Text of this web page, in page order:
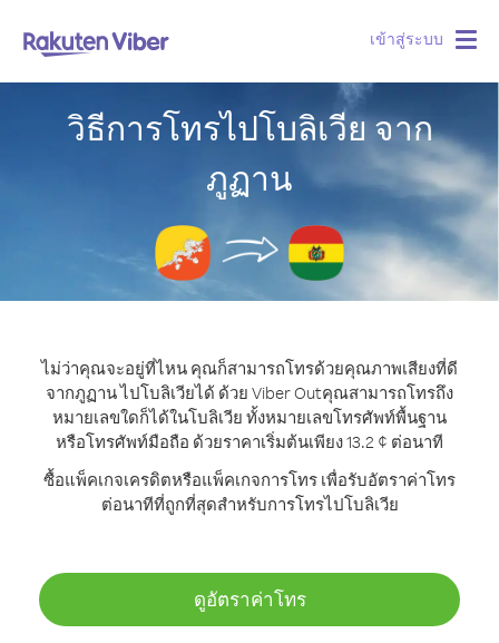
เข้าสู่ระบบ
วิธีการโทรไปโบลิเวีย จาก
ภูฏาน
ไม่ว่าคุณจะอยู่ที่ไหน คุณก็สามารถโทรด้วยคุณภาพเสียงที่ดี
จากภูฏาน ไปโบลิเวียได้ ด้วย Viber Outคุณสามารถโทรถึง
หมายเลขใดก็ได้ในโบลิเวีย ทั้งหมายเลขโทรศัพท์พื้นฐาน
หรือโทรศัพท์มือถือ ด้วยราคาเริ่มต้นเพียง 13.2 ¢ ต่อนาที
ซื้อแพ็คเกจเครดิตหรือแพ็คเกจการโทร เพื่อรับอัตราค่าโทร
ต่อนาทีที่ถูกที่สุดสำหรับการโทรไปโบลิเวีย
ดูอัตราค่าโทร